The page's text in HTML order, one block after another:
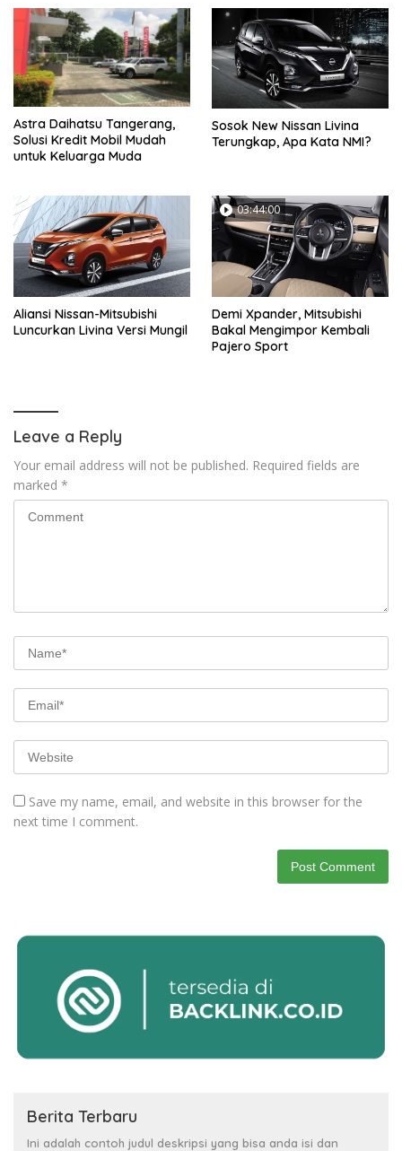
Astra Daihatsu Tangerang,
Solusi Kredit Mobil Mudah
untuk Keluarga Muda
Sosok New Nissan Livina
Terungkap, Apa Kata NMI?
Aliansi Nissan-Mitsubishi
Luncurkan Livina Versi Mungil
03:44:00
Demi Xpander, Mitsubishi
Bakal Mengimpor Kembali
Pajero Sport
Leave a Reply
Your email address will not be published. Required fields are
marked *
Save my name, email, and website in this browser for the
next time I comment.
Berita Terbaru
Ini adalah contoh judul deskripsi yang bisa anda isi dan